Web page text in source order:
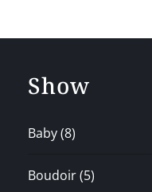
Show
Baby(8)
Boudoir(5)